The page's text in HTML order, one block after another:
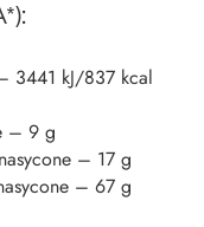
3441 kJ/837 kcal
– 9 g
– 17 g
– 67 g